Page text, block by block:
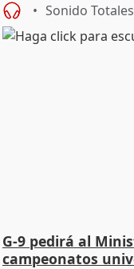
Sonido Totales
G-9 pedirá al
campeonatos